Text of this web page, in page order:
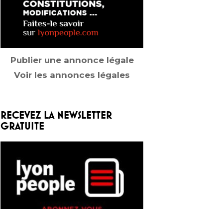
Publier une annonce légale
Voir les annonces légales
RECEVEZ LA NEWSLETTER
GRATUITE